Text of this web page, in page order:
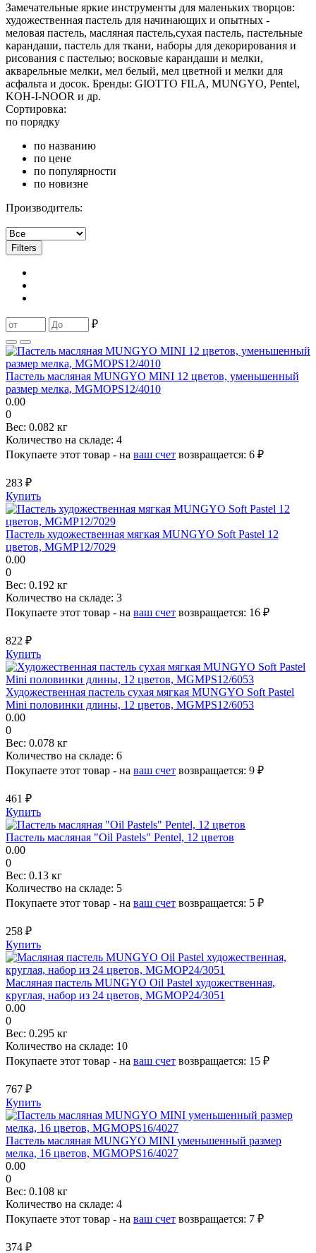
Замечательные яркие инструменты для маленьких творцов:
художественная пастель для начинающих и опытных -
меловая пастель, масляная пастель,сухая пастель, пастельные
карандаши, пастель для ткани, наборы для декорирования и
рисования с пастелью; восковые карандаши и мелки,
акварельные мелки, мел белый, мел цветной и мелки для
асфальта и досок. Бренды: GIOTTO FILA, MUNGYO, Pentel,
KOH-I-NOOR и др.
Сортировка:
по порядку
по названию
по цене
по популярности
по новизне
Производитель:
Filters
₽
Пастель масляная MUNGYO MINI 12 цветов, уменьшенный
размер мелка, MGMOPS12/4010
0.00
0
Вес: 0.082 кг
Количество на складе: 4
Покупаете этот товар - на ваш счет возвращается: 6 ₽
283 ₽
Купить
Пастель художественная мягкая MUNGYO Soft Pastel 12
цветов, MGMP12/7029
0.00
0
Вес: 0.192 кг
Количество на складе: 3
Покупаете этот товар - на ваш счет возвращается: 16 ₽
822 ₽
Купить
Художественная пастель сухая мягкая MUNGYO Soft Pastel
Mini половинки длины, 12 цветов, MGMPS12/6053
0.00
0
Вес: 0.078 кг
Количество на складе: 6
Покупаете этот товар - на ваш счет возвращается: 9 ₽
461 ₽
Купить
Пастель масляная "Oil Pastels" Pentel, 12 цветов
0.00
0
Вес: 0.13 кг
Количество на складе: 5
Покупаете этот товар - на ваш счет возвращается: 5 ₽
258 ₽
Купить
Масляная пастель MUNGYO Oil Pastel художественная,
круглая, набор из 24 цветов, MGMOP24/3051
0.00
0
Вес: 0.295 кг
Количество на складе: 10
Покупаете этот товар - на ваш счет возвращается: 15 ₽
767 ₽
Купить
Пастель масляная MUNGYO MINI уменьшенный размер
мелка, 16 цветов, MGMOPS16/4027
0.00
0
Вес: 0.108 кг
Количество на складе: 4
Покупаете этот товар - на ваш счет возвращается: 7 ₽
374 ₽